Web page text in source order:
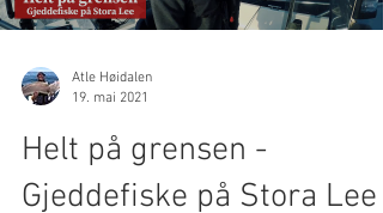
Atle Høidalen
19. mai 2021